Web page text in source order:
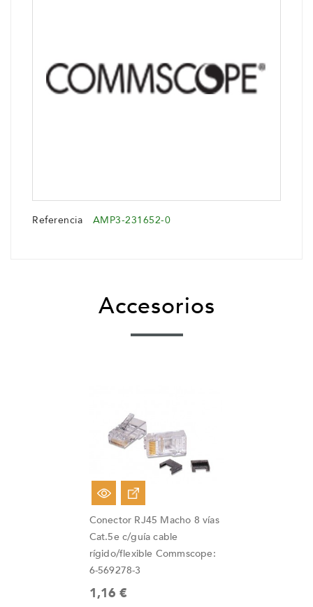
Referencia AMP3-231652-0
Accesorios
Conector RJ45 Macho 8 vías
Cat.5e c/guía cable
rígido/flexible Commscope:
6-569278-3
1,16 €